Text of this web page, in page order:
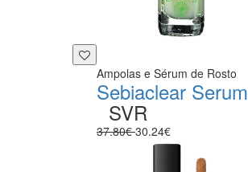
Ampolas e Sérum de Rosto
Sebiaclear Serum
SVR
37.80€30.24€